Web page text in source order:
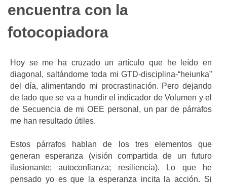
encuentra con la
fotocopiadora
Hoy se me ha cruzado un artículo que he leído en
diagonal, saltándome toda mi GTD-disciplina-“heiunka”
del día, alimentando mi procrastinación. Pero dejando
de lado que se va a hundir el indicador de Volumen y el
de Secuencia de mi OEE personal, un par de párrafos
me han resultado útiles.
Estos párrafos hablan de los tres elementos que
generan esperanza (visión compartida de un futuro
ilusionante; autoconfianza; resiliencia). Lo que he
pensado yo es que la esperanza incita la acción. Si